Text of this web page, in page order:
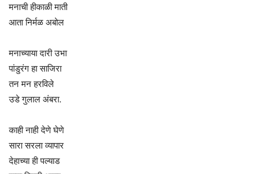
मनाची हीकाळी माती
आता निर्मळ अबोल
मनाच्याया दारी उभा
पांडुरंग हा साजिरा
तन मन हरविले
उडे गुलाल अंबरा.
काही नाही देणे घेणे
सारा सरला व्यापार
देहाच्या ही पल्याड